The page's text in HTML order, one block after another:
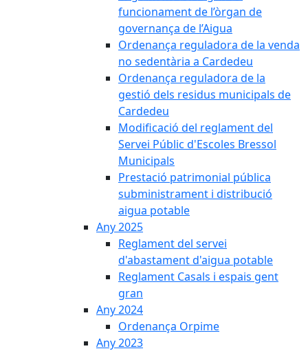
funcionament de l’òrgan de
governança de l’Aigua
Ordenança reguladora de la venda
no sedentària a Cardedeu
Ordenança reguladora de la
gestió dels residus municipals de
Cardedeu
Modificació del reglament del
Servei Públic d'Escoles Bressol
Municipals
Prestació patrimonial pública
subministrament i distribució
aigua potable
Any 2025
Reglament del servei
d'abastament d'aigua potable
Reglament Casals i espais gent
gran
Any 2024
Ordenança Orpime
Any 2023